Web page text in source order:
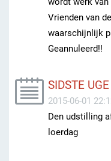
Vrienden van
waarschijnlijk
Geannuleerd!!
SIDSTE
2015-06-01
Den udstilling
loerdag